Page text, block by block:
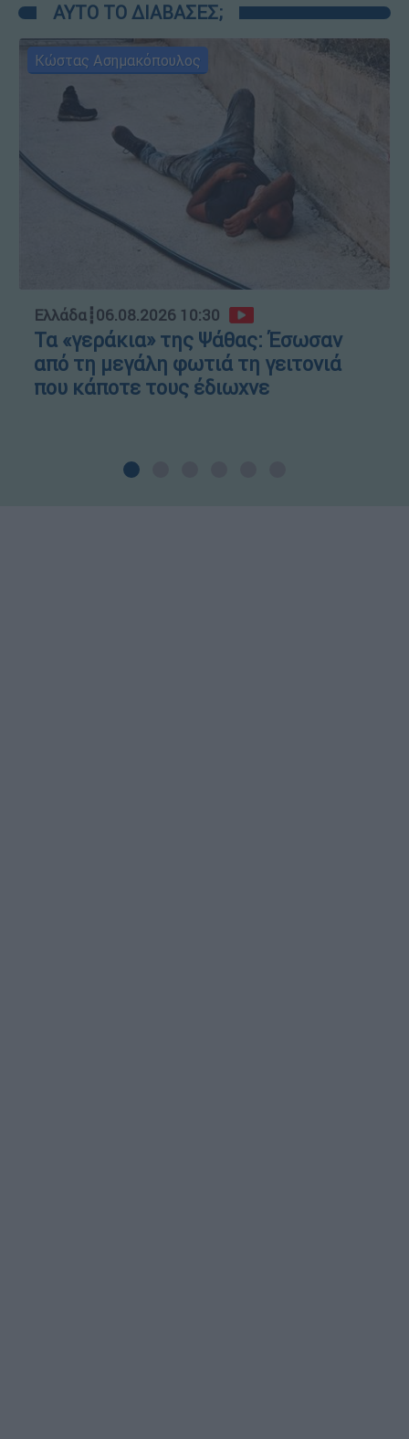
ΑΥΤΟ ΤΟ ΔΙΑΒΑΣΕΣ;
Κώστας Ασημακόπουλος
Ελλάδα┋06.08.2026 10:30
Τα «γεράκια» της Ψάθας: Έσωσαν
από τη μεγάλη φωτιά τη γειτονιά
που κάποτε τους έδιωχνε